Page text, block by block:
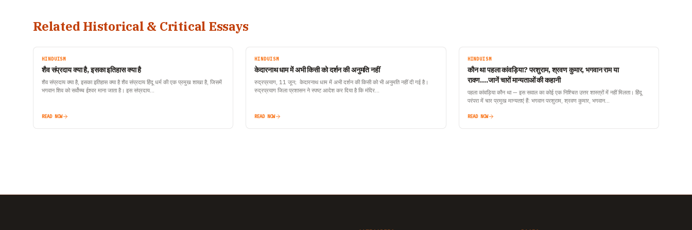
Related Historical & Critical Essays
HINDUISM
शैव संप्रदाय क्या है, इसका इतिहास क्या है
शैव संप्रदाय क्या है, इसका इतिहास क्या है शैव संप्रदाय हिंदू धर्म की एक प्रमुख शाखा है, जिसमें
भगवान शिव को सर्वोच्च ईश्वर माना जाता है। इस संप्रदाय…
READ NOW
HINDUISM
केदारनाथ धाम में अभी किसी को दर्शन की अनुमति नहीं
रुद्रप्रयाग, 11 जून; केदारनाथ धाम में अभी दर्शन की किसी को भी अनुमति नहीं दी गई है।
रुद्रप्रयाग जिला प्रशासन ने स्पष्ट आदेश कर दिया है कि मंदिर…
READ NOW
HINDUISM
कौन था पहला कांवड़िया? परशुराम, श्रवण कुमार, भगवान राम या
रावण….जानें चारों मान्यताओं की कहानी
पहला कांवड़िया कौन था — इस सवाल का कोई एक निश्चित उत्तर शास्त्रों में नहीं मिलता। हिंदू
परंपरा में चार प्रमुख मान्यताएं हैं: भगवान परशुराम, श्रवण कुमार, भगवान…
READ NOW